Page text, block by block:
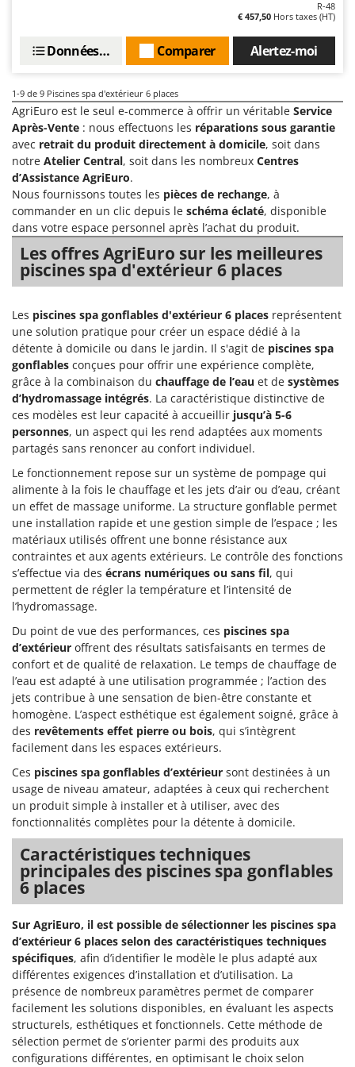
Trancheuses
Transpalettes
Treuils de débardage
Tronçonneuses
V
Vêtements de Sécurité
Vibroculteurs à tracteur
LAR Casalinghi
Linea VZ
Lisam
Lotusgrill
M
M.A.I.BO.
Macom
Macte Ovens
Makita
Marcato
Marina Systems
Master
Mastercook
Masterpro
McCulloch
MCH
Michelin
Mille
Minox
Mockmill
More than chef
MOSA
MOVA
Mowox
MTD
N
New O.M.R.A.
Nilfisk
Ninja
Novatec
Novital
NuAir
NuovaFac
O
Officine Savioli
Oliviero
Olix
OMA
Omas
Ompagrill
Ooni
R-48
€ 457,50 Hors taxes (HT)
Alertez-moi
Comparer
Données techniques
1-9 de 9 Piscines spa d'extérieur 6 places
AgriEuro est le seul e-commerce à offrir un véritable Service
Après-Vente : nous effectuons les réparations sous garantie
avec retrait du produit directement à domicile, soit dans
notre Atelier Central, soit dans les nombreux Centres
d’Assistance AgriEuro.
Nous fournissons toutes les pièces de rechange, à
commander en un clic depuis le schéma éclaté, disponible
dans votre espace personnel après l’achat du produit.
Les offres AgriEuro sur les meilleures
piscines spa d'extérieur 6 places
Les piscines spa gonflables d'extérieur 6 places représentent
une solution pratique pour créer un espace dédié à la
détente à domicile ou dans le jardin. Il s'agit de piscines spa
gonflables conçues pour offrir une expérience complète,
grâce à la combinaison du chauffage de l’eau et de systèmes
d’hydromassage intégrés. La caractéristique distinctive de
ces modèles est leur capacité à accueillir jusqu’à 5-6
personnes, un aspect qui les rend adaptées aux moments
partagés sans renoncer au confort individuel.
Le fonctionnement repose sur un système de pompage qui
alimente à la fois le chauffage et les jets d’air ou d’eau, créant
un effet de massage uniforme. La structure gonflable permet
une installation rapide et une gestion simple de l’espace ; les
matériaux utilisés offrent une bonne résistance aux
contraintes et aux agents extérieurs. Le contrôle des fonctions
s’effectue via des écrans numériques ou sans fil, qui
permettent de régler la température et l’intensité de
l’hydromassage.
Du point de vue des performances, ces piscines spa
d’extérieur offrent des résultats satisfaisants en termes de
confort et de qualité de relaxation. Le temps de chauffage de
l’eau est adapté à une utilisation programmée ; l’action des
jets contribue à une sensation de bien-être constante et
homogène. L’aspect esthétique est également soigné, grâce à
des revêtements effet pierre ou bois, qui s’intègrent
facilement dans les espaces extérieurs.
Ces piscines spa gonflables d’extérieur sont destinées à un
usage de niveau amateur, adaptées à ceux qui recherchent
un produit simple à installer et à utiliser, avec des
fonctionnalités complètes pour la détente à domicile.
Caractéristiques techniques
principales des piscines spa gonflables
6 places
Sur AgriEuro, il est possible de sélectionner les piscines spa
d’extérieur 6 places selon des caractéristiques techniques
spécifiques, afin d’identifier le modèle le plus adapté aux
différentes exigences d’installation et d’utilisation. La
présence de nombreux paramètres permet de comparer
facilement les solutions disponibles, en évaluant les aspects
structurels, esthétiques et fonctionnels. Cette méthode de
sélection permet de s’orienter parmi des produits aux
configurations différentes, en optimisant le choix selon